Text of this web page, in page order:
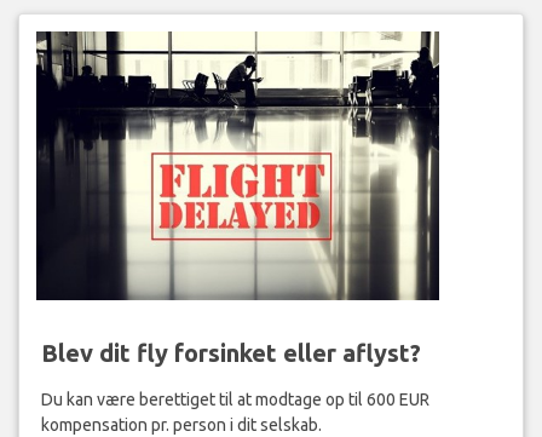
Blev dit fly forsinket eller aflyst?
Du kan være berettiget til at modtage op til 600 EUR
kompensation pr. person i dit selskab.